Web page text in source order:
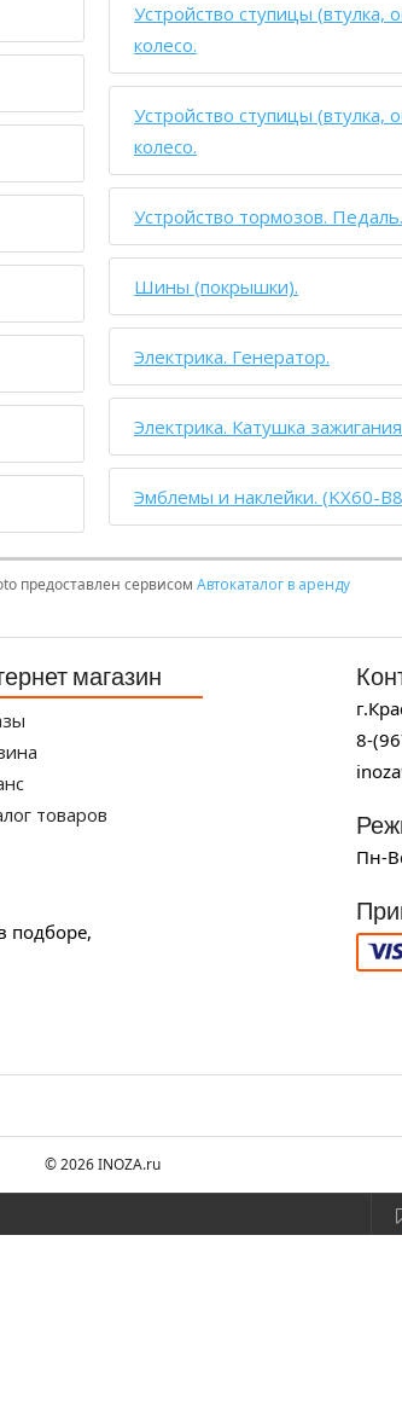
Устройство ступицы (втулка,
колесо.
Устройство ступицы (втулка,
колесо.
Устройство тормозов. Педаль.
Шины (покрышки).
Электрика. Генератор.
Электрика. Катушка
Эмблемы и наклейки. (KX60-
предоставлен сервисом Автокаталог в аренду
магазин
товаров
подборе,
8-
Пн-
© 2026 INOZA.ru